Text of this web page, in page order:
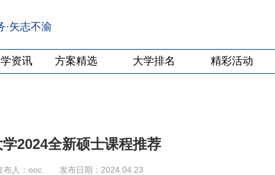
·矢志不渝
资讯 方案精选 大学排名 精彩活动
2024全新硕士课程推荐
布人：ooc 发布日期：2024.04.23